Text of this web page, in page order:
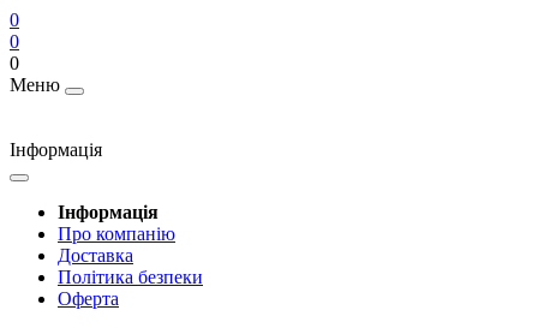
0
0
0
Меню
Інформація
Інформація
Про компанію
Доставка
Політика безпеки
Оферта